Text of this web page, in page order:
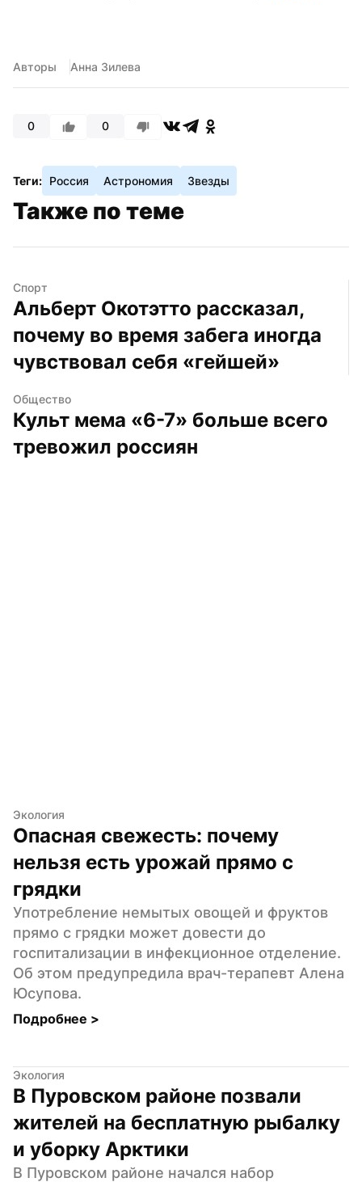
Авторы Анна Зилева
0 0
Теги: Россия Астрономия Звезды
Также по теме
Спорт
Альберт Окотэтто рассказал,
почему во время забега иногда
чувствовал себя «гейшей»
Общество
Культ мема «6-7» больше всего
тревожил россиян
Экология
Опасная свежесть: почему
нельзя есть урожай прямо с
грядки
Употребление немытых овощей и фруктов
прямо с грядки может довести до
госпитализации в инфекционное отделение.
Об этом предупредила врач-терапевт Алена
Юсупова.
Подробнее >
Экология
В Пуровском районе позвали
жителей на бесплатную рыбалку
и уборку Арктики
В Пуровском районе начался набор